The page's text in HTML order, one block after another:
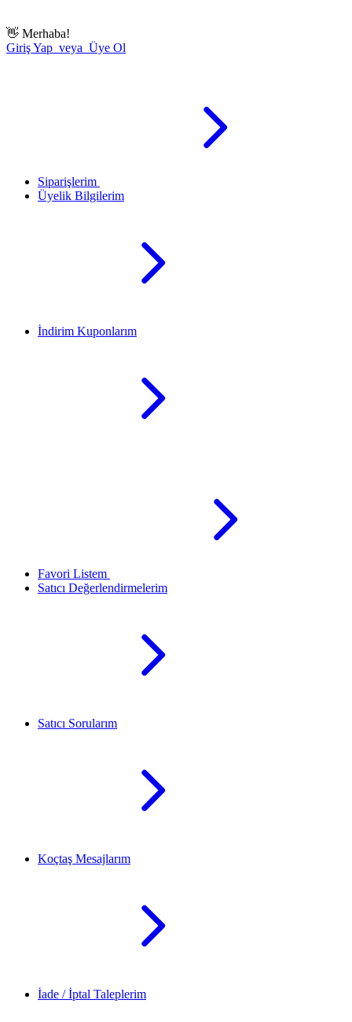
👋 Merhaba!
Giriş Yap veya Üye Ol
Siparişlerim
Üyelik Bilgilerim
İndirim Kuponlarım
Favori Listem
Satıcı Değerlendirmelerim
Satıcı Sorularım
Koçtaş Mesajlarım
İade / İptal Taleplerim